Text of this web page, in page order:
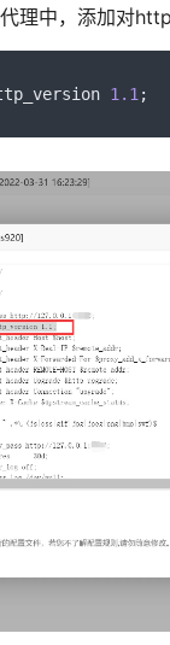
理中，添加对http
1.1 ;